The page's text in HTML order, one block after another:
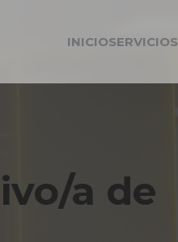
INICIOSERVICIOS
a de